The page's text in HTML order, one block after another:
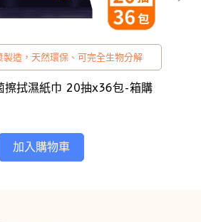
造，天然環保、可完全生物分解
擦拭濕紙巾 20抽x36包-箱購
加入購物車